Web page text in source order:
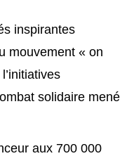
inspirantes
mouvement « on
solidaire mené
aux 700 000